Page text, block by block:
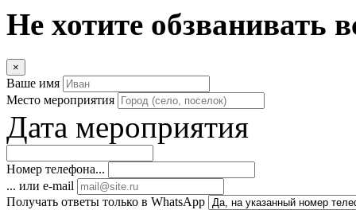
Не хотите обзванивать
×
Ваше имя
Место мероприятия
Дата мероприятия
Номер телефона...
... или e-mail
Получать ответы только в WhatsApp